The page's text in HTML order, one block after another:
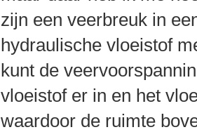
zijn een veerbreuk in
hydraulische vloeistof
kunt de
vloeistof er in en het
waardoor de ruimte